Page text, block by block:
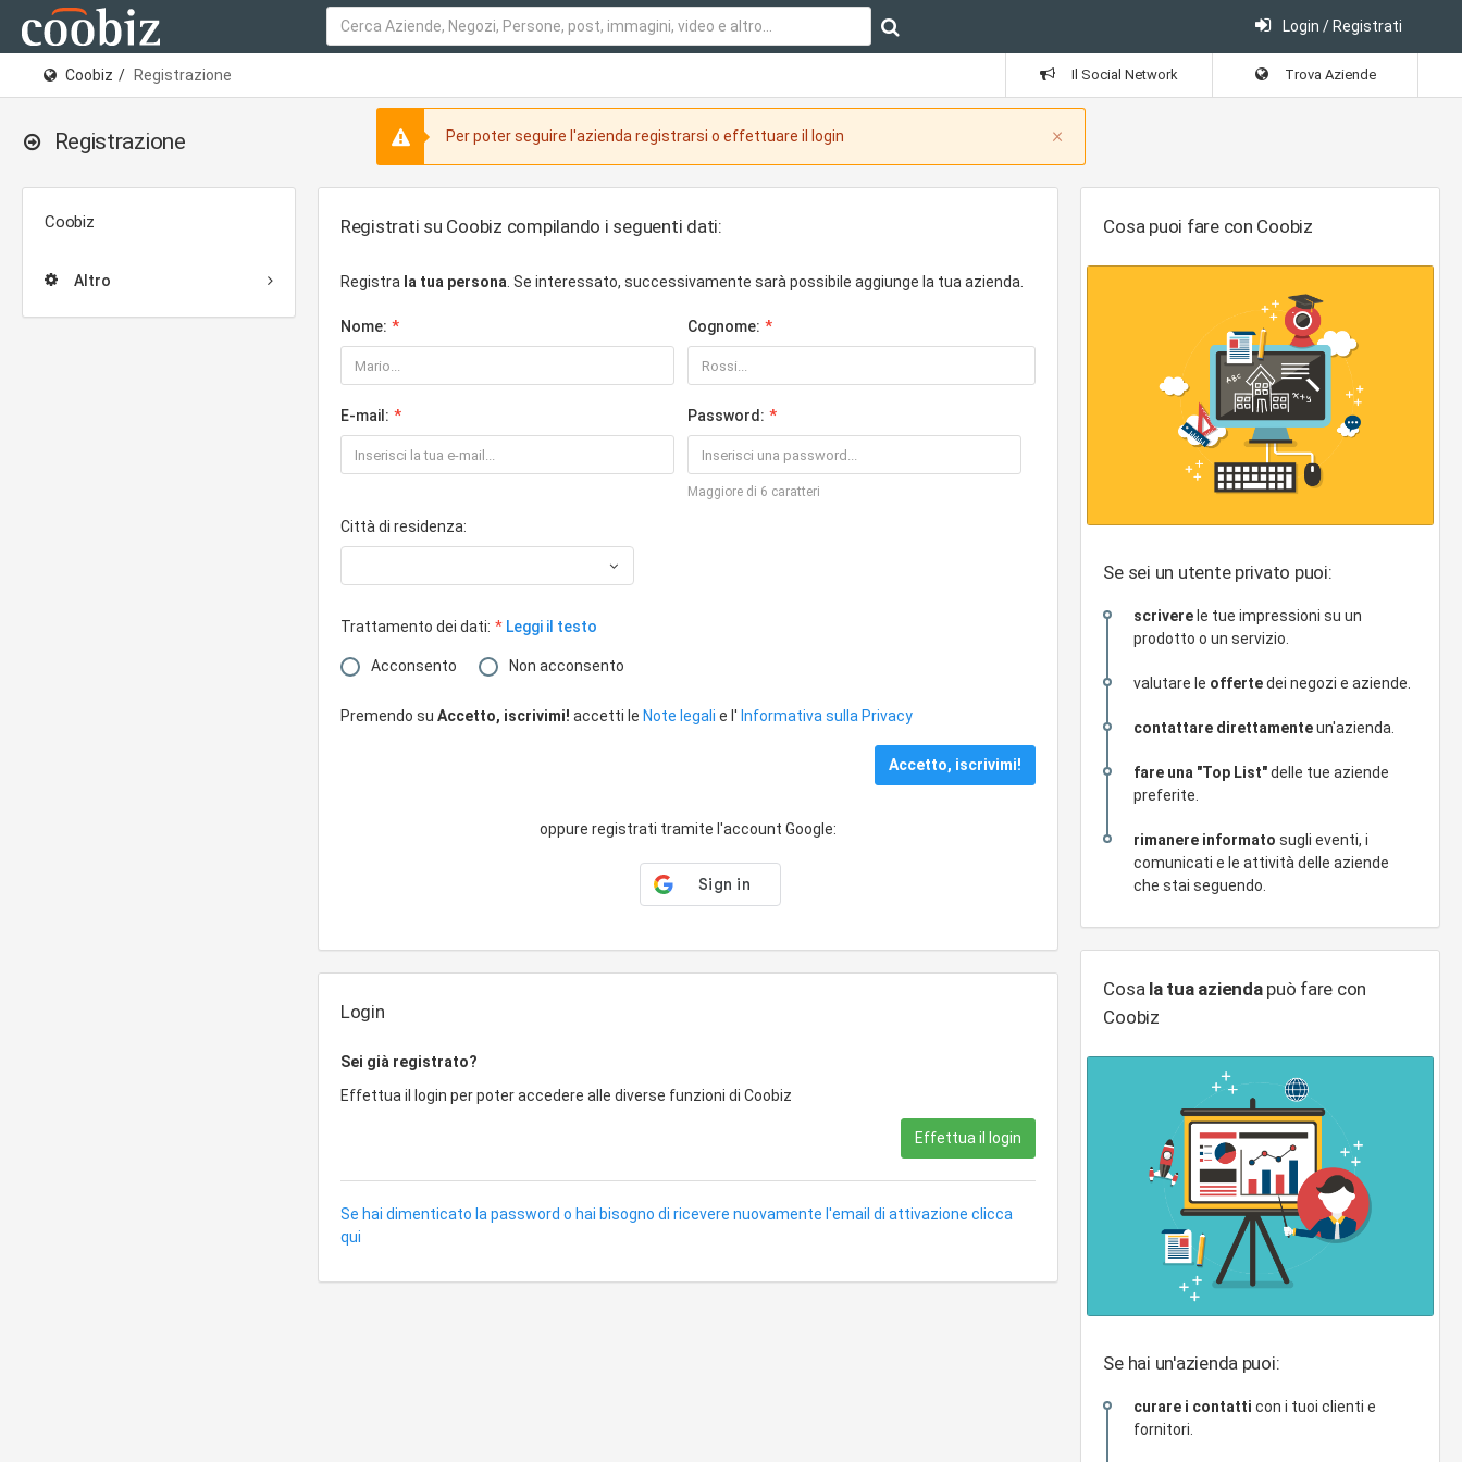
Login / Registrati
Coobiz Registrazione Il Social Network Trova Aziende
Registrazione ×
Per poter seguire l'azienda registrarsi o effettuare il login
Coobiz
Altro
Registrati su Coobiz compilando i seguenti dati:
Registra la tua persona . Se interessato, successivamente sarà possibile aggiunge la tua azienda.
Nome: Cognome:
E-mail: Password:
Maggiore di 6 caratteri
Città di residenza:
Trattamento dei dati: Leggi il testo
Acconsento Non acconsento
Premendo su Accetto, iscrivimi! accetti le Note legali e l' Informativa sulla Privacy
oppure registrati tramite l'account Google:
Login
Sei già registrato?
Effettua il login per poter accedere alle diverse funzioni di Coobiz
Effettua il login
Se hai dimenticato la password o hai bisogno di ricevere nuovamente l'email di attivazione clicca
qui
Cosa puoi fare con Coobiz
Se sei un utente privato puoi:
scrivere le tue impressioni su un
prodotto o un servizio.
valutare le offertedei negozi e aziende.
contattare direttamenteun'azienda.
fare una "Top List"delle tue aziende
preferite.
rimanere informato sugli eventi, i
comunicati e le attività delle aziende
che stai seguendo.
Cosa la tua aziendapuò fare con
Coobiz
Se hai un'azienda puoi:
curare i contatti con i tuoi clienti e
fornitori.